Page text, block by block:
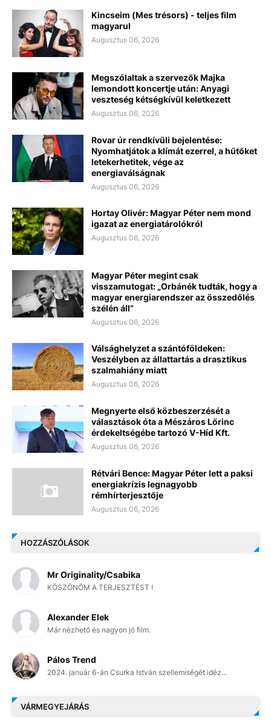
Kincseim (Mes trésors) - teljes film
magyarul
Augusztus 06, 2026
Megszólaltak a szervezők Majka
lemondott koncertje után: Anyagi
veszteség kétségkívül keletkezett
Augusztus 06, 2026
Rovar úr rendkívüli bejelentése:
Nyomhatjátok a klímát ezerrel, a hűtőket
letekerhetitek, vége az
energiaválságnak
Augusztus 06, 2026
Hortay Olivér: Magyar Péter nem mond
igazat az energiatárolókról
Augusztus 06, 2026
Magyar Péter megint csak
visszamutogat: „Orbánék tudták, hogy a
magyar energiarendszer az összedőlés
szélén áll”
Augusztus 06, 2026
Válsághelyzet a szántóföldeken:
Veszélyben az állattartás a drasztikus
szalmahiány miatt
Augusztus 06, 2026
Megnyerte első közbeszerzését a
választások óta a Mészáros Lőrinc
érdekeltségébe tartozó V-Híd Kft.
Augusztus 06, 2026
Rétvári Bence: Magyar Péter lett a paksi
energiakrízis legnagyobb
rémhírterjesztője
Augusztus 06, 2026
HOZZÁSZÓLÁSOK
Mr Originality/Csabika
KÖSZÖNÖM A TERJESZTÉST !
Alexander Elek
Már nézhető és nagyon jó film.
Pálos Trend
2024. január 6-án Csurka István szellemiségét idéz...
VÁRMEGYEJÁRÁS